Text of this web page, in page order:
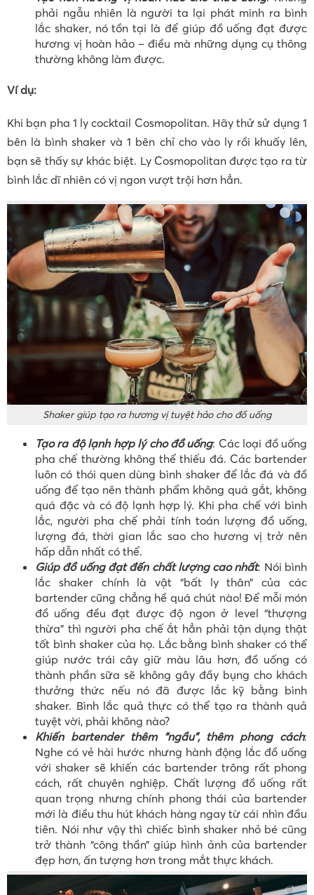
phải ngẫu nhiên là người ta lại phát minh ra bình
lắc shaker, nó tồn tại là để giúp đồ uống đạt được
hương vị hoàn hảo – điều mà những dụng cụ thông
thường không làm được.
Ví dụ:
Khi bạn pha 1 ly cocktail Cosmopolitan. Hãy thử sử dụng 1
bên là bình shaker và 1 bên chỉ cho vào ly rồi khuấy lên,
bạn sẽ thấy sự khác biệt. Ly Cosmopolitan được tạo ra từ
bình lắc dĩ nhiên có vị ngon vượt trội hơn hẳn.
Shaker giúp tạo ra hương vị tuyệt hảo cho đồ uống
Tạo ra độ lạnh hợp lý cho đồ uống: Các loại đồ uống
pha chế thường không thể thiếu đá. Các bartender
luôn có thói quen dùng bình shaker để lắc đá và đồ
uống để tạo nên thành phẩm không quá gắt, không
quá đặc và có độ lạnh hợp lý. Khi pha chế với bình
lắc, người pha chế phải tính toán lượng đồ uống,
lượng đá, thời gian lắc sao cho hương vị trở nên
hấp dẫn nhất có thể.
Giúp đồ uống đạt đến chất lượng cao nhất: Nói bình
lắc shaker chính là vật “bất ly thân” của các
bartender cũng chẳng hề quá chút nào! Để mỗi món
đồ uống đều đạt được độ ngon ở level “thượng
thừa” thì người pha chế ắt hẳn phải tận dụng thật
tốt bình shaker của họ. Lắc bằng bình shaker có thể
giúp nước trái cây giữ màu lâu hơn, đồ uống có
thành phần sữa sẽ không gây đầy bụng cho khách
thưởng thức nếu nó đã được lắc kỹ bằng bình
shaker. Bình lắc quả thực có thể tạo ra thành quả
tuyệt vời, phải không nào?
Khiến bartender thêm “ngầu”, thêm phong cách:
Nghe có vẻ hài hước nhưng hành động lắc đồ uống
với shaker sẽ khiến các bartender trông rất phong
cách, rất chuyên nghiệp. Chất lượng đồ uống rất
quan trọng nhưng chính phong thái của bartender
mới là điều thu hút khách hàng ngay từ cái nhìn đầu
tiên. Nói như vậy thì chiếc bình shaker nhỏ bé cũng
trở thành “công thần” giúp hình ảnh của bartender
đẹp hơn, ấn tượng hơn trong mắt thực khách.